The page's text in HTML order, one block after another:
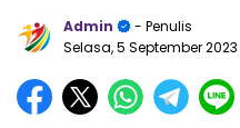
Admin
- Penulis
Selasa, 5 September 2023